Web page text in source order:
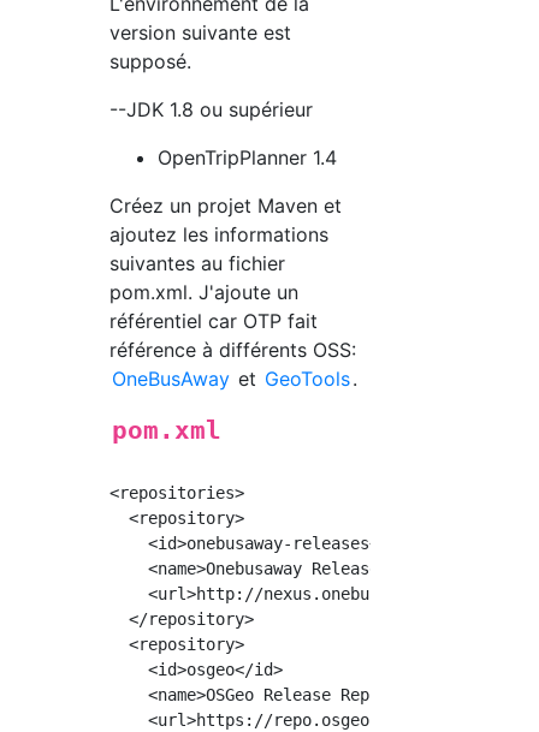
version suivante est
supposé.
--JDK 1.8 ou supérieur
OpenTripPlanner 1.4
Créez un projet Maven et
ajoutez les informations
suivantes au fichier
pom.xml. J'ajoute un
référentiel car OTP fait
référence à différents OSS:
OneBusAway et GeoTools.
pom.xml
<repositories>
  <repository>
    <id>onebusaway-releases</id>
    <name>Onebusaway Releases Repo</name>
<url>http://nexus.onebusaway.org/
  </repository>
  <repository>
    <id>osgeo</id>
    <name>OSGeo Release Repository</name>
<url>https://repo.osgeo.org/repository/